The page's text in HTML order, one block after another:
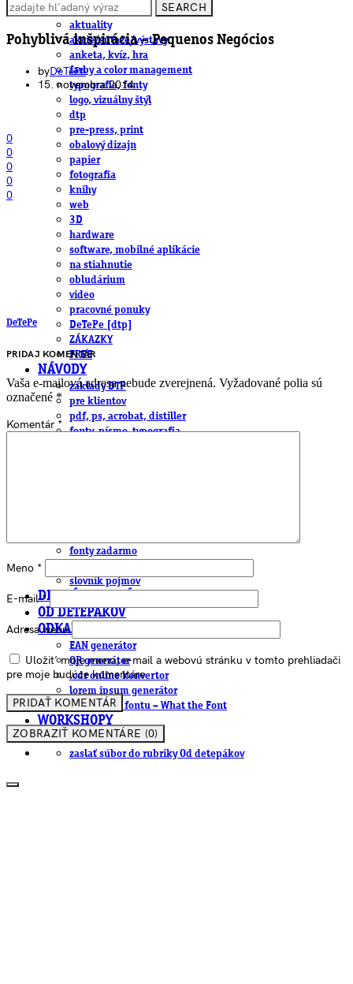
ČLÁNKY
aktuality
akcie/súťaže/výstavy
anketa, kvíz, hra
farby a color management
typografia, fonty
logo, vizuálny štýl
dtp
pre-press, print
obalový dizajn
papier
fotografia
knihy
web
3D
hardware
software, mobilné aplikácie
na stiahnutie
obludárium
video
pracovné ponuky
DeTePe [dtp]
ZÁKAZKY
FREE
NÁVODY
základy DTP
pre klientov
pdf, ps, acrobat, distiller
fonty, písmo, typografia
fonty zadarmo
slovník pojmov
DENNÍK DETEPÁKA
OD DETEPÁKOV
ODKAZY
EAN generátor
QR generátor
.cdr online konvertor
lorem ipsum generátor
zistiť názov fontu – What the Font
WORKSHOPY
BAZÁR
zaslať súbor do rubriky Od detepákov
SEARCH
Pohyblivá inšpirácia – Pequenos Negócios
byDeTePe
15. novembra 2014
0
0
0
0
0
DeTePe
PRIDAJ KOMENTÁR
Vaša e-mailová adresa nebude zverejnená. Vyžadované polia sú
označené *
Komentár *
Meno *
E-mail*
Adresa webu
Uložiť moje meno, e-mail a webovú stránku v tomto prehliadači
pre moje budúce komentáre.
ZOBRAZIŤ KOMENTÁRE (0)